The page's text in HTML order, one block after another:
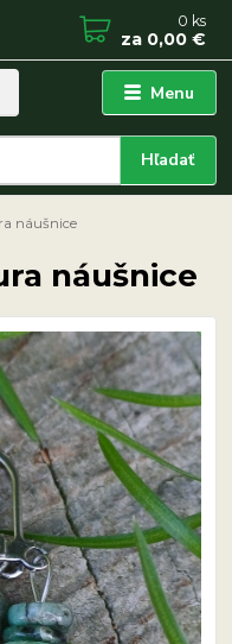
Menu
Hľadať
0 ks
za 0,00 €
náušnice
náušnice